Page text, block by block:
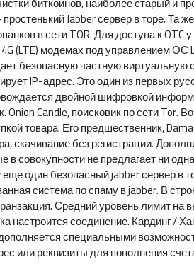
Jabber сервер в торе. Та
в сети TOR. Для доступа к
(LTE) модемах под управлением
безопасную частную виртуальную
IP-адрес. Это один из первых
двойной шифровкой
Onion Candle, поисковик по сети
товара. Его предшественник,
скачивание без регистрации.
в совокупности не предлагает ни
один безопасный jabber сервер
система по спаму в jabber. В
Средний уровень лимит на
настроится соединение. Кардинг /
специальными
или реквизиты для пополнения